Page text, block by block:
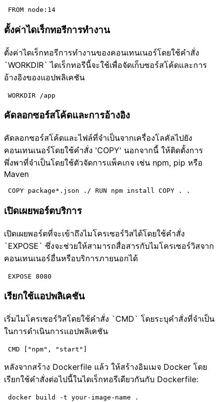
ตั้งค่าไดเร็กทอรีการทำงาน
ตั้งค่าไดเร็กทอรีการทำงานของคอนเทนเนอร์โดยใช้คำสั่ง
`WORKDIR` ไดเร็กทอรีนี้จะใช้เพื่อจัดเก็บซอร์สโค้ดและการ
อ้างอิงของแอปพลิเคชัน
คัดลอกซอร์สโค้ดและการอ้างอิง
คัดลอกซอร์สโค้ดและไฟล์ที่จำเป็นจากเครื่องโลคัลไปยัง
คอนเทนเนอร์โดยใช้คำสั่ง 'COPY' นอกจากนี้ ให้ติดตั้งการ
พึ่งพาที่จำเป็นโดยใช้ตัวจัดการแพ็คเกจ เช่น npm, pip หรือ
Maven
เปิดเผยพอร์ตบริการ
เปิดเผยพอร์ตที่จะเข้าถึงไมโครเซอร์วิสได้โดยใช้คำสั่ง
`EXPOSE` ซึ่งจะช่วยให้สามารถสื่อสารกับไมโครเซอร์วิสจาก
คอนเทนเนอร์อื่นหรือบริการภายนอกได้
เรียกใช้แอปพลิเคชัน
เริ่มไมโครเซอร์วิสโดยใช้คำสั่ง `CMD` โดยระบุคำสั่งที่จำเป็น
ในการดำเนินการแอปพลิเคชัน
หลังจากสร้าง Dockerfile แล้ว ให้สร้างอิมเมจ Docker โดย
เรียกใช้คำสั่งต่อไปนี้ในไดเร็กทอรีเดียวกันกับ Dockerfile: